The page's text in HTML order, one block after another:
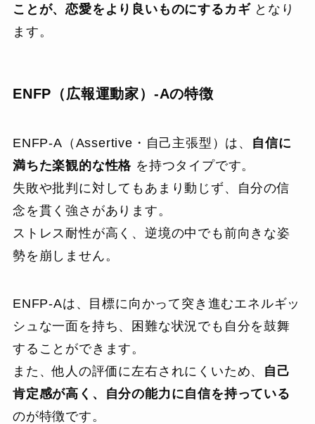
ことが、恋愛をより良いものにするカギ となり
ます。
ENFP（広報運動家）-Aの特徴
ENFP-A（Assertive・自己主張型）は、 自信に
満ちた楽観的な性格 を持つタイプです。
失敗や批判に対してもあまり動じず、自分の信
念を貫く強さがあります。
ストレス耐性が高く、逆境の中でも前向きな姿
勢を崩しません。
ENFP-Aは、目標に向かって突き進むエネルギッ
シュな一面を持ち、困難な状況でも自分を鼓舞
することができます。
また、他人の評価に左右されにくいため、 自己
肯定感が高く、自分の能力に自信を持っている
のが特徴です。